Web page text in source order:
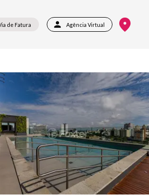
de Fatura Agência Virtual